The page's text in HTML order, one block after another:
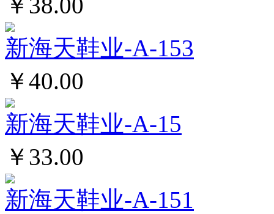
￥38.00
新海天鞋业-A-153
￥40.00
新海天鞋业-A-15
￥33.00
新海天鞋业-A-151